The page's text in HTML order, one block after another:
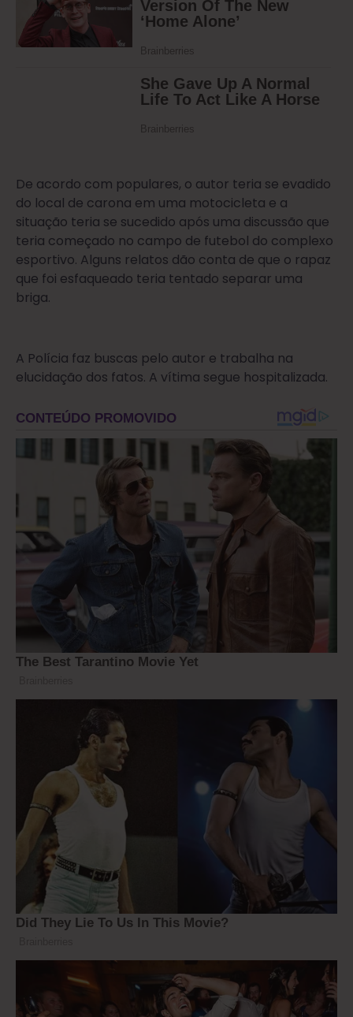
De acordo com populares, o autor teria se evadido
do local de carona em uma motocicleta e a
situação teria se sucedido após uma discussão que
teria começado no campo de futebol do complexo
esportivo. Alguns relatos dão conta de que o rapaz
que foi esfaqueado teria tentado separar uma
briga.
A Polícia faz buscas pelo autor e trabalha na
elucidação dos fatos. A vítima segue hospitalizada.